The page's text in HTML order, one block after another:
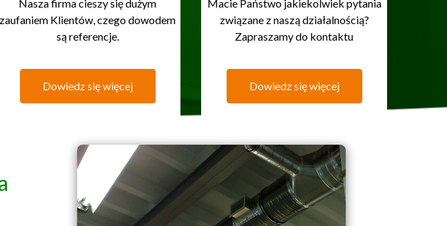
Nasza firma cieszy się dużym
zaufaniem Klientów, czego dowodem
są referencje.
Dowiedz się więcej
Macie Państwo jakiekolwiek pytania
związane z naszą działalnością?
Zapraszamy do kontaktu
Dowiedz się więcej